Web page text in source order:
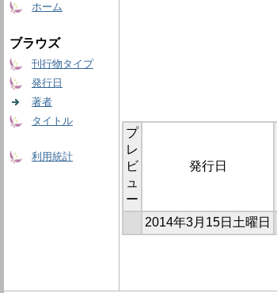
ホーム
ブラウズ
刊行物タイプ
発行日
著者
タイトル
利用統計
プ
レ
ビ
ュ
ー
発行日
2014年3月15日土曜日